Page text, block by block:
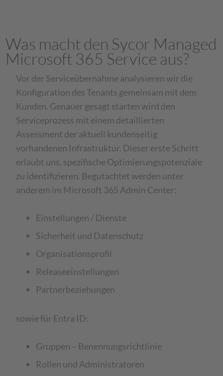
Was macht den Sycor Managed
Microsoft 365 Service aus?
Vor der Serviceübernahme analysieren wir die
Konfiguration des Tenants gemeinsam mit dem
Kunden. Genauer gesagt starten wird den
Serviceprozess mit einem detaillierten
Assessment der aktuell kundenseitig
vorhandenen Infrastruktur. Dieser erste Schritt
erlaubt uns, spezifische Optimierungspotenziale
zu identifizieren. Begutachtet werden unter
anderem im Microsoft 365 Admin Center:
Einstellungen / Dienste
Sicherheit und Datenschutz
Organisationsprofil
Releaseeinstellungen
Partnerbeziehungen
sowie für Entra ID:
Gruppen – Benennungsrichtlinie
Rollen und Administratoren